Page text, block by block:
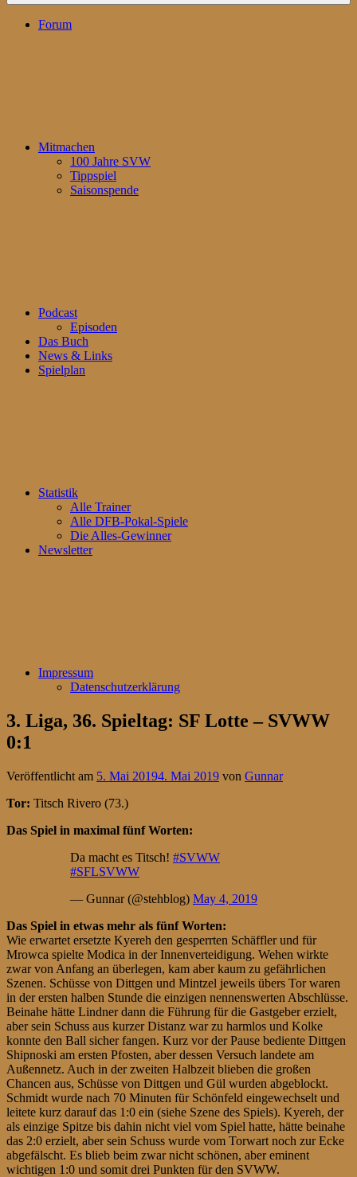
Forum
Mitmachen
100 Jahre SVW
Tippspiel
Saisonspende
Podcast
Episoden
Das Buch
News & Links
Spielplan
Statistik
Alle Trainer
Alle DFB-Pokal-Spiele
Die Alles-Gewinner
Newsletter
Impressum
Datenschutzerklärung
3. Liga, 36. Spieltag: SF Lotte – SVWW
0:1
Veröffentlicht am 5. Mai 20194. Mai 2019 von Gunnar
Tor: Titsch Rivero (73.)
Das Spiel in maximal fünf Worten:
Da macht es Titsch! #SVWW
#SFLSVWW
— Gunnar (@stehblog) May 4, 2019
Das Spiel in etwas mehr als fünf Worten:
Wie erwartet ersetzte Kyereh den gesperrten Schäffler und für
Mrowca spielte Modica in der Innenverteidigung. Wehen wirkte
zwar von Anfang an überlegen, kam aber kaum zu gefährlichen
Szenen. Schüsse von Dittgen und Mintzel jeweils übers Tor waren
in der ersten halben Stunde die einzigen nennenswerten Abschlüsse.
Beinahe hätte Lindner dann die Führung für die Gastgeber erzielt,
aber sein Schuss aus kurzer Distanz war zu harmlos und Kolke
konnte den Ball sicher fangen. Kurz vor der Pause bediente Dittgen
Shipnoski am ersten Pfosten, aber dessen Versuch landete am
Außennetz. Auch in der zweiten Halbzeit blieben die großen
Chancen aus, Schüsse von Dittgen und Gül wurden abgeblockt.
Schmidt wurde nach 70 Minuten für Schönfeld eingewechselt und
leitete kurz darauf das 1:0 ein (siehe Szene des Spiels). Kyereh, der
als einzige Spitze bis dahin nicht viel vom Spiel hatte, hätte beinahe
das 2:0 erzielt, aber sein Schuss wurde vom Torwart noch zur Ecke
abgefälscht. Es blieb beim zwar nicht schönen, aber eminent
wichtigen 1:0 und somit drei Punkten für den SVWW.